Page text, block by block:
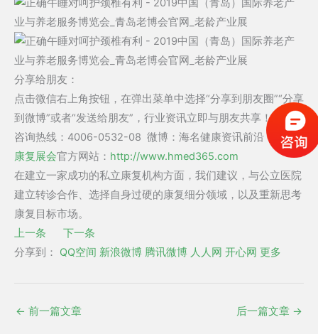
分享给朋友：
点击微信右上角按钮，在弹出菜单中选择“分享到朋友圈”“分享
到微博”或者“发送给朋友”，行业资讯立即与朋友共享！
咨询热线：4006-0532-08 微博：海名健康资讯前沿
康复展会官方网站： http://www.hmed365.com
在建立一家成功的私立康复机构方面，我们建议，与公立医院
建立转诊合作、选择自身过硬的康复细分领域，以及重新思考
康复目标市场。
上一条
下一条
分享到：
QQ空间 新浪微博 腾讯微博 人人网 开心网 更多
← 前一篇文章 后一篇文章 →